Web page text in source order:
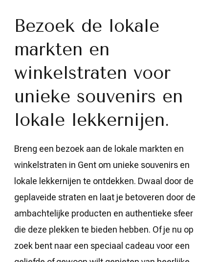
Bezoek de lokale
markten en
winkelstraten voor
unieke souvenirs en
lokale lekkernijen.
Breng een bezoek aan de lokale markten en
winkelstraten in Gent om unieke souvenirs en
lokale lekkernijen te ontdekken. Dwaal door de
geplaveide straten en laat je betoveren door de
ambachtelijke producten en authentieke sfeer
die deze plekken te bieden hebben. Of je nu op
zoek bent naar een speciaal cadeau voor een